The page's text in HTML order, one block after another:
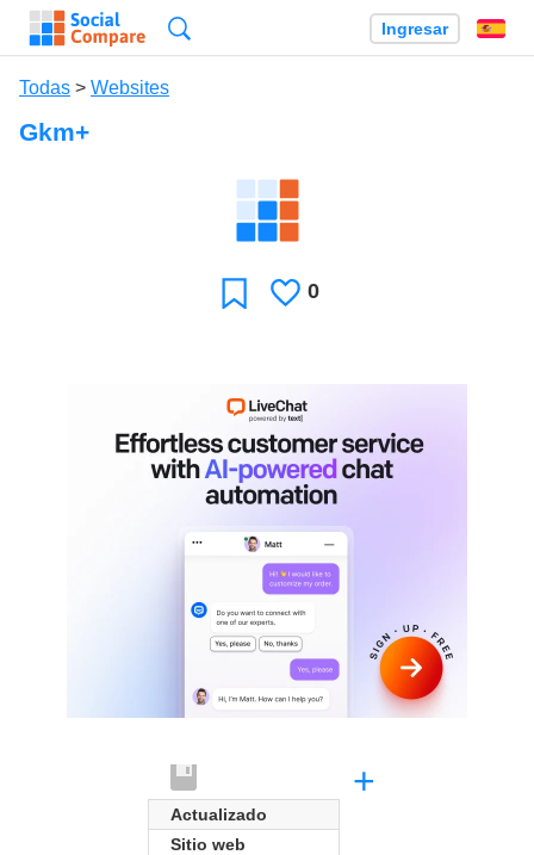
Ingresar
Todas > Websites
Gkm+
Favoritos
Le
0
Actualizado
Sitio web
+